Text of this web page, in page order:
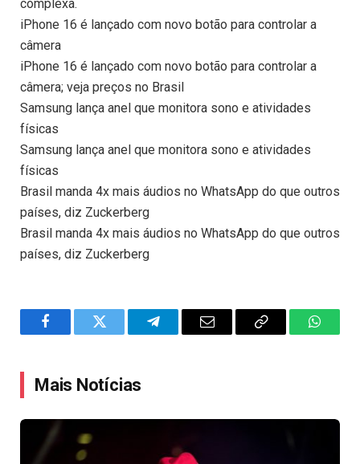
complexa.
iPhone 16 é lançado com novo botão para controlar a
câmera
iPhone 16 é lançado com novo botão para controlar a
câmera; veja preços no Brasil
Samsung lança anel que monitora sono e atividades
físicas
Samsung lança anel que monitora sono e atividades
físicas
Brasil manda 4x mais áudios no WhatsApp do que outros
países, diz Zuckerberg
Brasil manda 4x mais áudios no WhatsApp do que outros
países, diz Zuckerberg
FacebookTwitter TelegramEmail
Copy
Mais Notícias